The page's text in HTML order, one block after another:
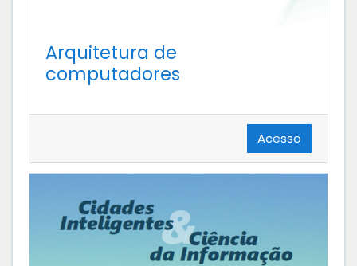
Arquitetura de
computadores
Acesso